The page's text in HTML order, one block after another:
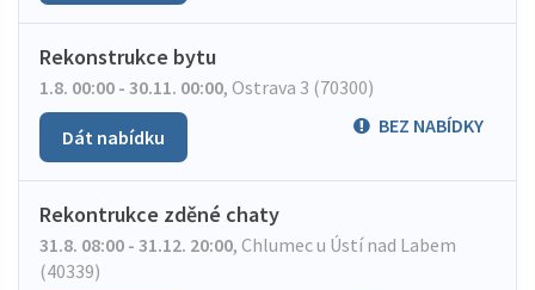
Rekonstrukce bytu
1.8. 00:00 - 30.11. 00:00, Ostrava 3 (70300)
BEZ NABÍDKY
Dát nabídku
Rekontrukce zděné chaty
31.8. 08:00 - 31.12. 20:00, Chlumec u Ústí nad Labem
(40339)